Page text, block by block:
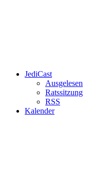
JediCast
Ausgelesen
Ratssitzung
RSS
Kalender